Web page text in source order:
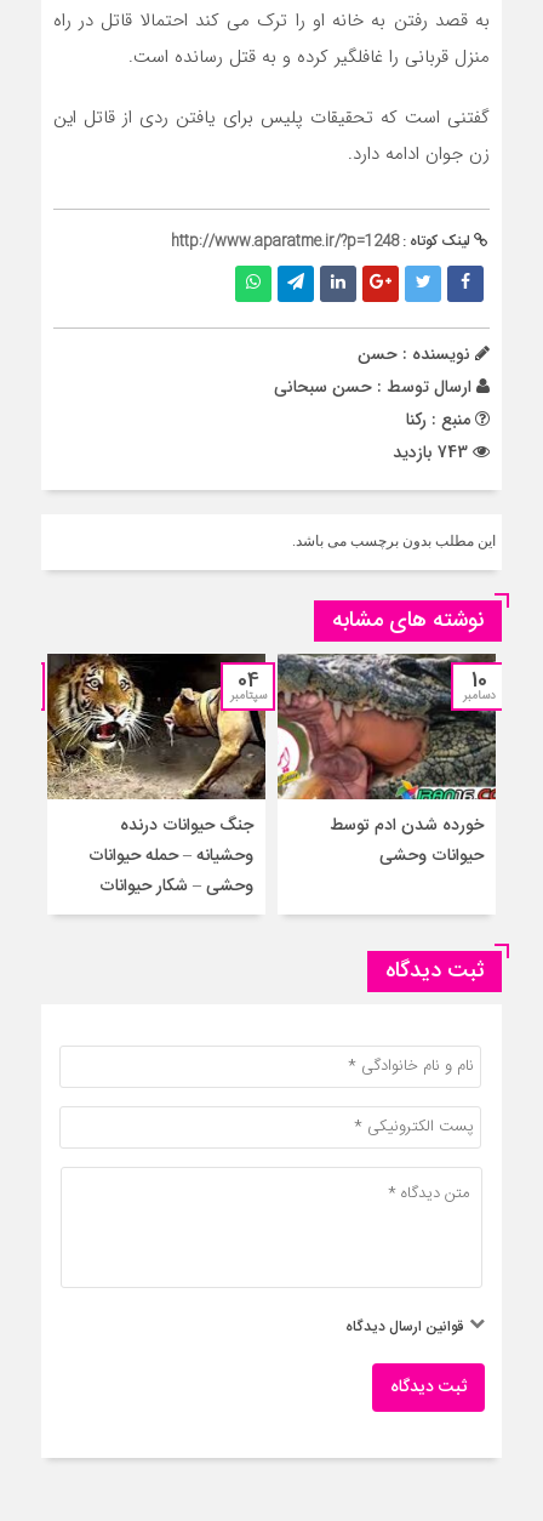
به قصد رفتن به خانه او را ترک می کند احتمالا قاتل در راه
منزل قربانی را غافلگیر کرده و به قتل رسانده است.
گفتنی است که تحقیقات پلیس برای یافتن ردی از قاتل این
زن جوان ادامه دارد.
لینک کوتاه :http://www.aparatme.ir/?p=1248
نویسنده : حسن
ارسال توسط : حسن سبحانی
منبع : رکنا
این مطلب بدون برچسب می باشد.
نوشته های مشابه
10
دسامبر
خورده شدن ادم توسط
حیوانات وحشی
04
سپتامبر
جنگ حیوانات درنده
وحشیانه – حمله حیوانات
وحشی – شکار حیوانات
ثبت دیدگاه
قوانین ارسال دیدگاه
ثبت دیدگاه